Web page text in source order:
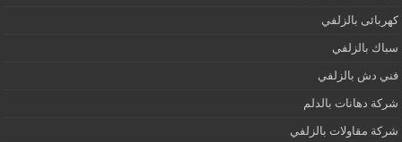
كهربائى بالزلفي
سباك بالزلفي
فني دش بالزلفي
شركة دهانات بالدلم
شركة مقاولات بالزلفي